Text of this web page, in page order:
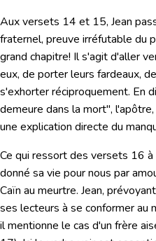
Aux versets 14 et 15, Jean
fraternel, preuve irréfutable du
grand chapitre! Il s'agit d'aller
eux, de porter leurs fardeaux,
s'exhorter réciproquement. En
demeure dans la mort",
une explication directe du
Ce qui ressort des versets 16
donné sa vie pour nous par
Caïn au meurtre. Jean,
ses lecteurs à se conformer au
il mentionne le cas d'un frère